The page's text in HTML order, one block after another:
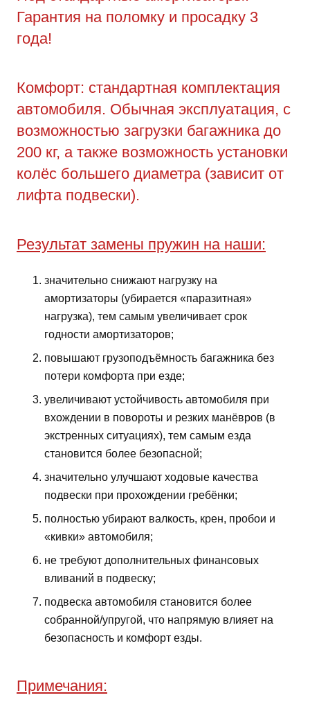
Гарантия на поломку и просадку 3
года!
Комфорт: стандартная комплектация
автомобиля. Обычная эксплуатация, с
возможностью загрузки багажника до
200 кг, а также возможность установки
колёс большего диаметра (зависит от
лифта подвески).
Результат замены пружин на наши:
значительно снижают нагрузку на
амортизаторы (убирается «паразитная»
нагрузка), тем самым увеличивает срок
годности амортизаторов;
повышают грузоподъёмность багажника без
потери комфорта при езде;
увеличивают устойчивость автомобиля при
вхождении в повороты и резких манёвров (в
экстренных ситуациях), тем самым езда
становится более безопасной;
значительно улучшают ходовые качества
подвески при прохождении гребёнки;
полностью убирают валкость, крен, пробои и
«кивки» автомобиля;
не требуют дополнительных финансовых
вливаний в подвеску;
подвеска автомобиля становится более
собранной/упругой, что напрямую влияет на
безопасность и комфорт езды.
Примечания: